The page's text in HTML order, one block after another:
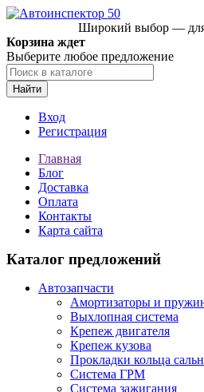
Широкий выбор —
Корзина ждет
Выберите любое предложение
Найти
Вход
Регистрация
Главная
Блог
Доставка
Оплата
Контакты
Карта сайта
Каталог предложений
Автозапчасти
Амортизаторы и
Выхлопная система
Крепеж двигателя
Крепеж кузова
Прокладки кольца
Система ГРМ
Система зажигания